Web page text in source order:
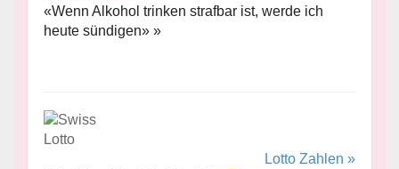
«Wenn Alkohol trinken strafbar ist, werde ich
heute sündigen» »
Lotto Zahlen »